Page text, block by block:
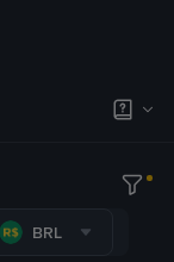
BRL